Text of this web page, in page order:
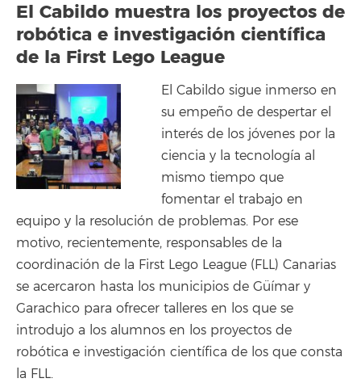
El Cabildo muestra los proyectos de
robótica e investigación científica
de la First Lego League
El Cabildo sigue inmerso en
su empeño de despertar el
interés de los jóvenes por la
ciencia y la tecnología al
mismo tiempo que
fomentar el trabajo en
equipo y la resolución de problemas. Por ese
motivo, recientemente, responsables de la
coordinación de la First Lego League (FLL) Canarias
se acercaron hasta los municipios de Güímar y
Garachico para ofrecer talleres en los que se
introdujo a los alumnos en los proyectos de
robótica e investigación científica de los que consta
la FLL.